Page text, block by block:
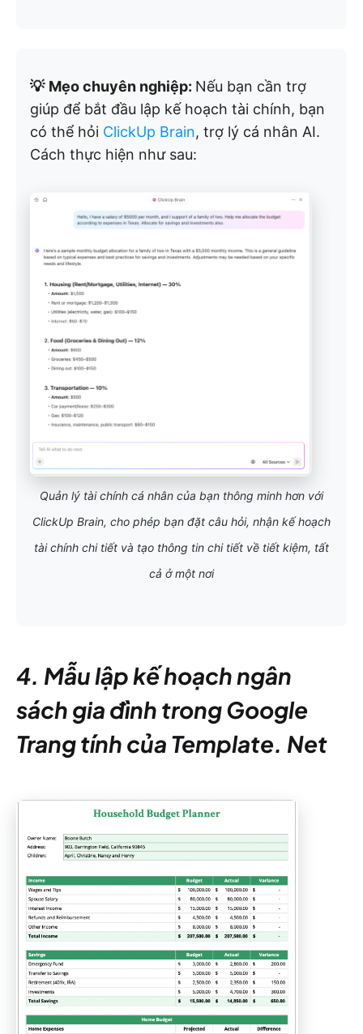
💡 Mẹo chuyên nghiệp: Nếu bạn cần trợ
giúp để bắt đầu lập kế hoạch tài chính, bạn
có thể hỏi ClickUp Brain, trợ lý cá nhân AI.
Cách thực hiện như sau:
Quản lý tài chính cá nhân của bạn thông minh hơn với
ClickUp Brain, cho phép bạn đặt câu hỏi, nhận kế hoạch
tài chính chi tiết và tạo thông tin chi tiết về tiết kiệm, tất
cả ở một nơi
4. Mẫu lập kế hoạch ngân
sách gia đình trong Google
Trang tính của Template. Net